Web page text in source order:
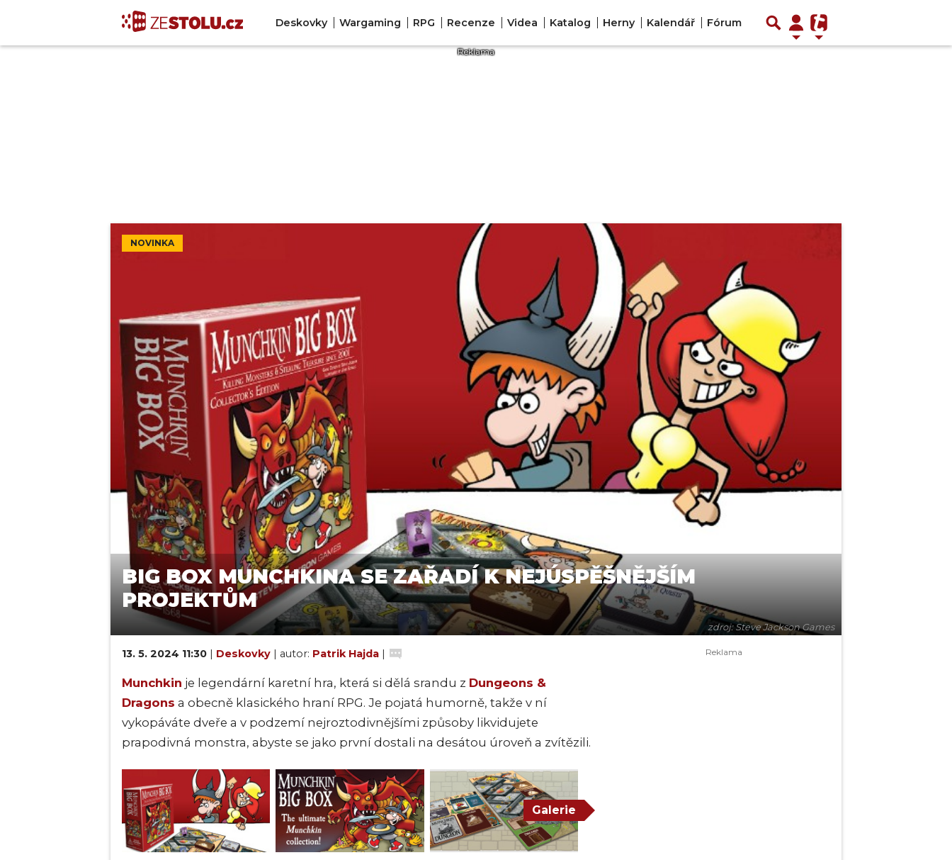
Deskovky Wargaming RPG Recenze Videa Katalog Herny Kalendář Fórum
NOVINKA
zdroj: Steve Jackson Games
BIG BOX MUNCHKINA SE ZAŘADÍ K NEJÚSPĚŠNĚJŠÍM
PROJEKTŮM
13. 5. 2024 11:30 | Deskovky | autor: Patrik Hajda |
Munchkin je legendární karetní hra, která si dělá srandu z Dungeons &
Dragons a obecně klasického hraní RPG. Je pojatá humorně, takže v ní
vykopáváte dveře a v podzemí nejroztodivnějšími způsoby likvidujete
prapodivná monstra, abyste se jako první dostali na desátou úroveň a zvítězili.
Galerie